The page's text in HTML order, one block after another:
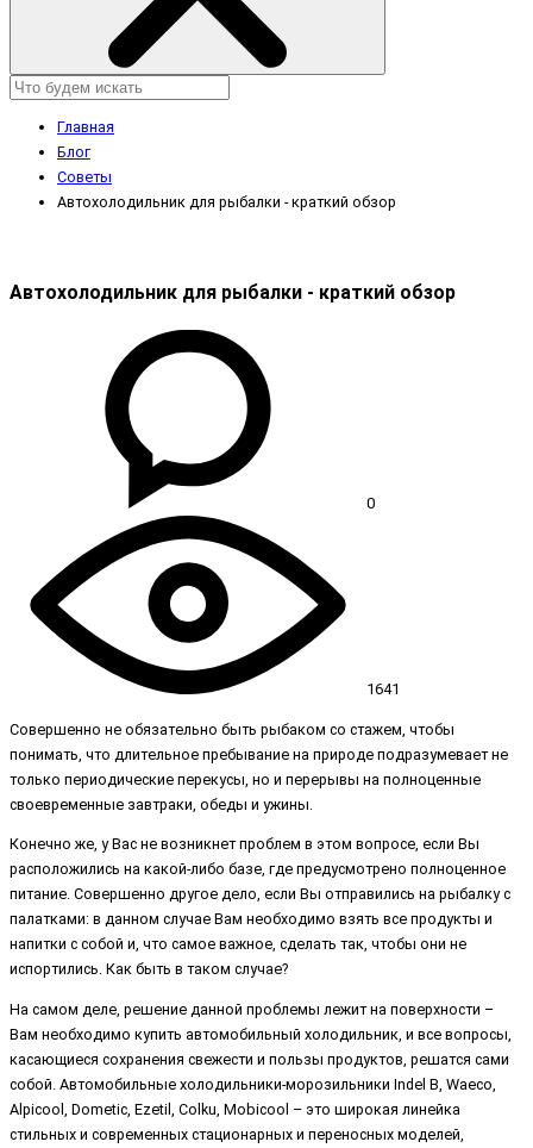
Главная
Блог
Советы
Автохолодильник для рыбалки - краткий обзор
Автохолодильник для рыбалки - краткий обзор
0
1641
Совершенно не обязательно быть рыбаком со стажем, чтобы
понимать, что длительное пребывание на природе подразумевает не
только периодические перекусы, но и перерывы на полноценные
своевременные завтраки, обеды и ужины.
Конечно же, у Вас не возникнет проблем в этом вопросе, если Вы
расположились на какой-либо базе, где предусмотрено полноценное
питание. Совершенно другое дело, если Вы отправились на рыбалку с
палатками: в данном случае Вам необходимо взять все продукты и
напитки с собой и, что самое важное, сделать так, чтобы они не
испортились. Как быть в таком случае?
На самом деле, решение данной проблемы лежит на поверхности –
Вам необходимо купить автомобильный холодильник, и все вопросы,
касающиеся сохранения свежести и пользы продуктов, решатся сами
собой. Автомобильные холодильники-морозильники Indel B, Waeco,
Alpicool, Dometic, Ezetil, Colku, Mobicool – это широкая линейка
стильных и современных стационарных и переносных моделей,